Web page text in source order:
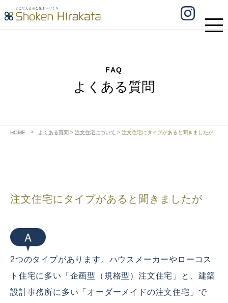
FAQ
よくある質問
HOME よくある質問 > 注文住宅について > 注文住宅にタイプがあると聞きましたが
注文住宅にタイプがあると聞きましたが
2つのタイプがあります。ハウスメーカーやローコス
ト住宅に多い「企画型（規格型）注文住宅」と、建築
設計事務所に多い「オーダーメイドの注文住宅」で